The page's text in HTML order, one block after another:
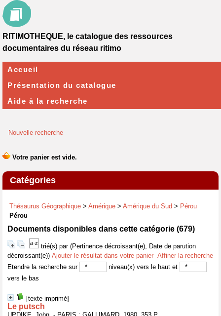
Nouvelle recherche
Catégories
Thésaurus Géographique > Amérique > Amérique du Sud > Pérou
Pérou
Documents disponibles dans cette catégorie (679)
trié(s) par (Pertinence décroissant(e), Date de parution
décroissant(e)) Ajouter le résultat dans votre panier Affiner la recherche
Etendre la recherche sur
niveau(x) vers le haut et
vers le bas
[texte imprimé]
Le putsch
RITIMOTHEQUE, le catalogue des ressources
documentaires du réseau ritimo
Accueil
Présentation du catalogue
Aide à la recherche